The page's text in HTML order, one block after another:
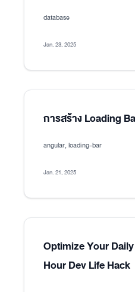
database
Jan. 23, 2025
การสร้าง Loading
angular, loading-bar
Jan. 21, 2025
Optimize Your
Hour Dev Life Hack